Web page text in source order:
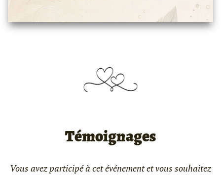
Témoignages
Vous avez participé à cet événement et vous souhaitez